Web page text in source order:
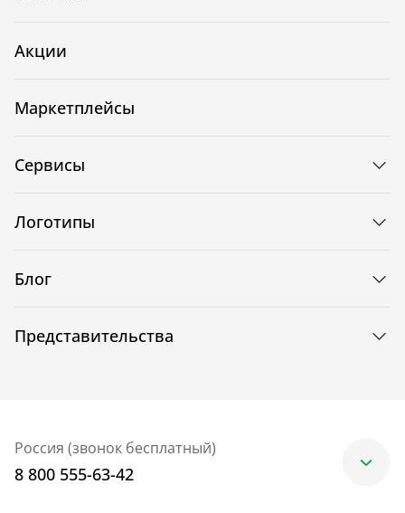
Акции
Маркетплейсы
Сервисы
Логотипы
Блог
Представительства
Россия (звонок бесплатный)
8 800 555-63-42